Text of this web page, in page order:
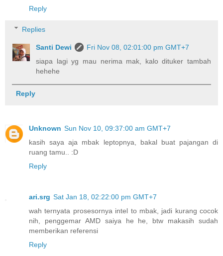
Reply
Replies
Santi Dewi
Fri Nov 08, 02:01:00 pm GMT+7
siapa lagi yg mau nerima mak, kalo dituker tambah
hehehe
Reply
Unknown Sun Nov 10, 09:37:00 am GMT+7
kasih saya aja mbak leptopnya, bakal buat pajangan di
ruang tamu.. :D
Reply
ari.srg Sat Jan 18, 02:22:00 pm GMT+7
wah ternyata prosesornya intel to mbak, jadi kurang cocok
nih, penggemar AMD saiya he he, btw makasih sudah
memberikan referensi
Reply